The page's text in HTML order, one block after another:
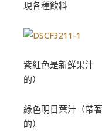
現各種飲料
紫紅色是新鮮果汁
的）
綠色明日葉汁（帶
的）